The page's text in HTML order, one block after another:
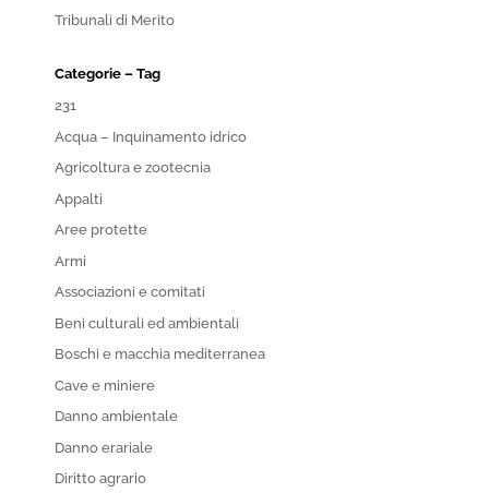
Tribunali di Merito
Categorie – Tag
231
Acqua – Inquinamento idrico
Agricoltura e zootecnia
Appalti
Aree protette
Armi
Associazioni e comitati
Beni culturali ed ambientali
Boschi e macchia mediterranea
Cave e miniere
Danno ambientale
Danno erariale
Diritto agrario